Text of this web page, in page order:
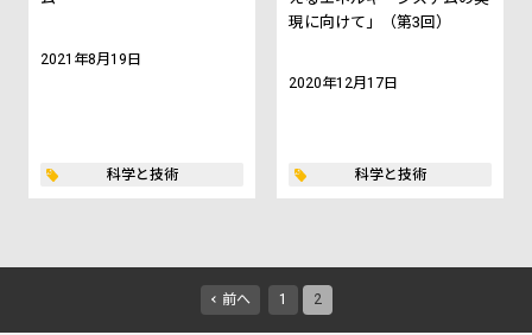
2021年8月19日
科学と技術
現に向けて」（第3回）
2020年12月17日
科学と技術
前へ 1 2